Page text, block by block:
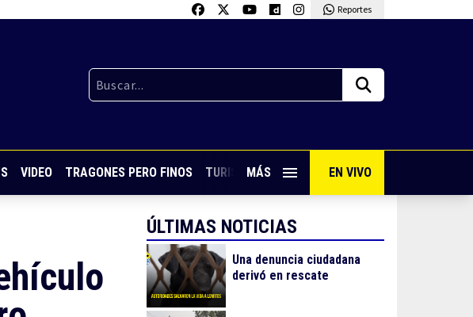
Reportes
VIDEO TRAGONES PERO FINOS TURISMO CON SABOR VIVE PUERTO VALLARTA
MÁS EN VIVO
ÚLTIMAS NOTICIAS
Una denuncia ciudadana
derivó en rescate